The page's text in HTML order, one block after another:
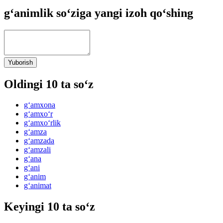
g‘animlik so‘ziga yangi izoh qo‘shing
Yuborish
Oldingi 10 ta so‘z
g‘amxona
g‘amxo‘r
g‘amxo‘rlik
g‘amza
g‘amzada
g‘amzali
g‘ana
g‘ani
g‘anim
g‘animat
Keyingi 10 ta so‘z